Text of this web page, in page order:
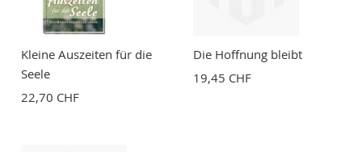
Kleine Auszeiten für die
Seele
22,70 CHF
Die Hoffnung bleibt
19,45 CHF